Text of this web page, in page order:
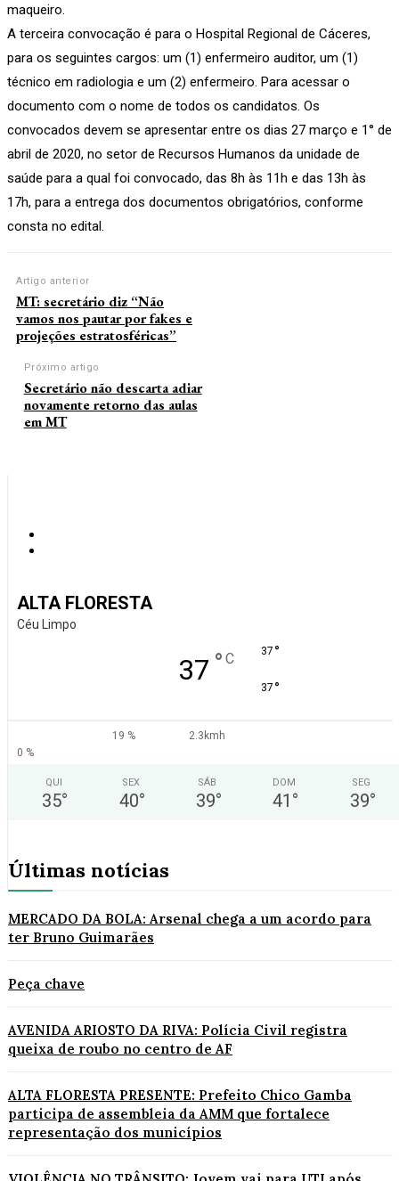
maqueiro.
A terceira convocação é para o Hospital Regional de Cáceres,
para os seguintes cargos: um (1) enfermeiro auditor, um (1)
técnico em radiologia e um (2) enfermeiro. Para acessar o
documento com o nome de todos os candidatos. Os
convocados devem se apresentar entre os dias 27 março e 1° de
abril de 2020, no setor de Recursos Humanos da unidade de
saúde para a qual foi convocado, das 8h às 11h e das 13h às
17h, para a entrega dos documentos obrigatórios, conforme
consta no edital.
Artigo anterior
MT: secretário diz “Não
vamos nos pautar por fakes e
projeções estratosféricas”
Próximo artigo
Secretário não descarta adiar
novamente retorno das aulas
em MT
ALTA FLORESTA
Céu Limpo
37 ° C 37 °
37 °
19 %
2.3kmh
0 %
QUI
35°
SEX
40°
SÁB
39°
DOM
41 °
SEG
39°
Últimas notícias
MERCADO DA BOLA: Arsenal chega a um acordo para
ter Bruno Guimarães
Peça chave
AVENIDA ARIOSTO DA RIVA: Polícia Civil registra
queixa de roubo no centro de AF
ALTA FLORESTA PRESENTE: Prefeito Chico Gamba
participa de assembleia da AMM que fortalece
representação dos municípios